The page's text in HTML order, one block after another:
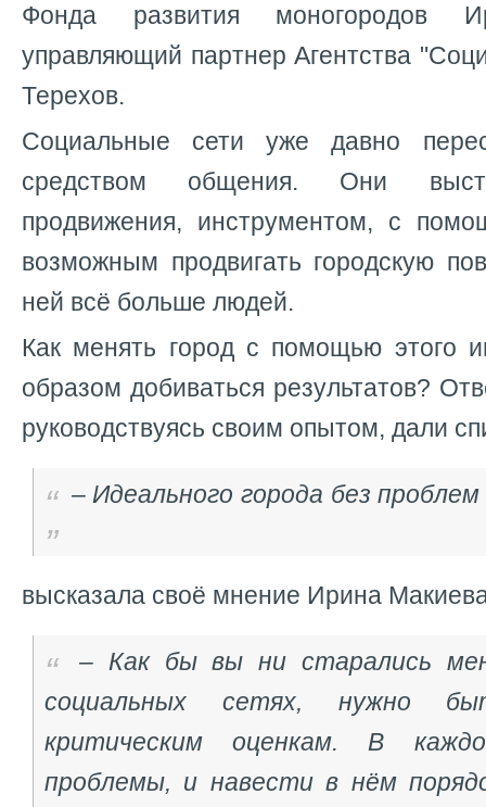
Фонда развития моногородов
управляющий партнер Агентства
Терехов.
Социальные сети уже давно
средством общения. Они
продвижения, инструментом, с
возможным продвигать городскую
ней всё больше людей.
Как менять город с помощью этого
образом добиваться результатов?
руководствуясь своим опытом, дали
– Идеального города без
высказала своё мнение Ирина
– Как бы вы ни старались
социальных сетях, нужно
критическим оценкам. В
проблемы, и навести в нём